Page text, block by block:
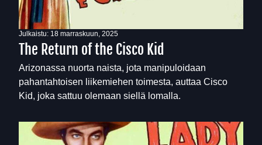
Julkaistu: 18 marraskuun, 2025
The Return of the Cisco Kid
Arizonassa nuorta naista, jota manipuloidaan
pahantahtoisen liikemiehen toimesta, auttaa Cisco
Kid, joka sattuu olemaan siellä lomalla.